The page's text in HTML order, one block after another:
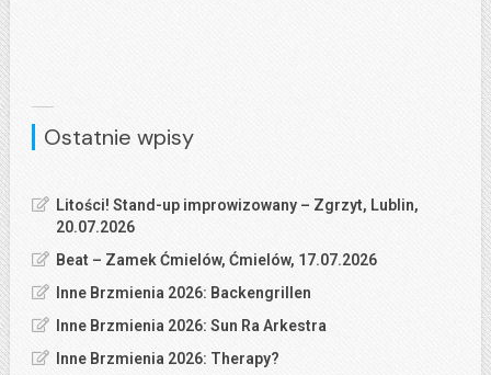
Ostatnie wpisy
Litości! Stand-up improwizowany – Zgrzyt, Lublin,
20.07.2026
Beat – Zamek Ćmielów, Ćmielów, 17.07.2026
Inne Brzmienia 2026: Backengrillen
Inne Brzmienia 2026: Sun Ra Arkestra
Inne Brzmienia 2026: Therapy?